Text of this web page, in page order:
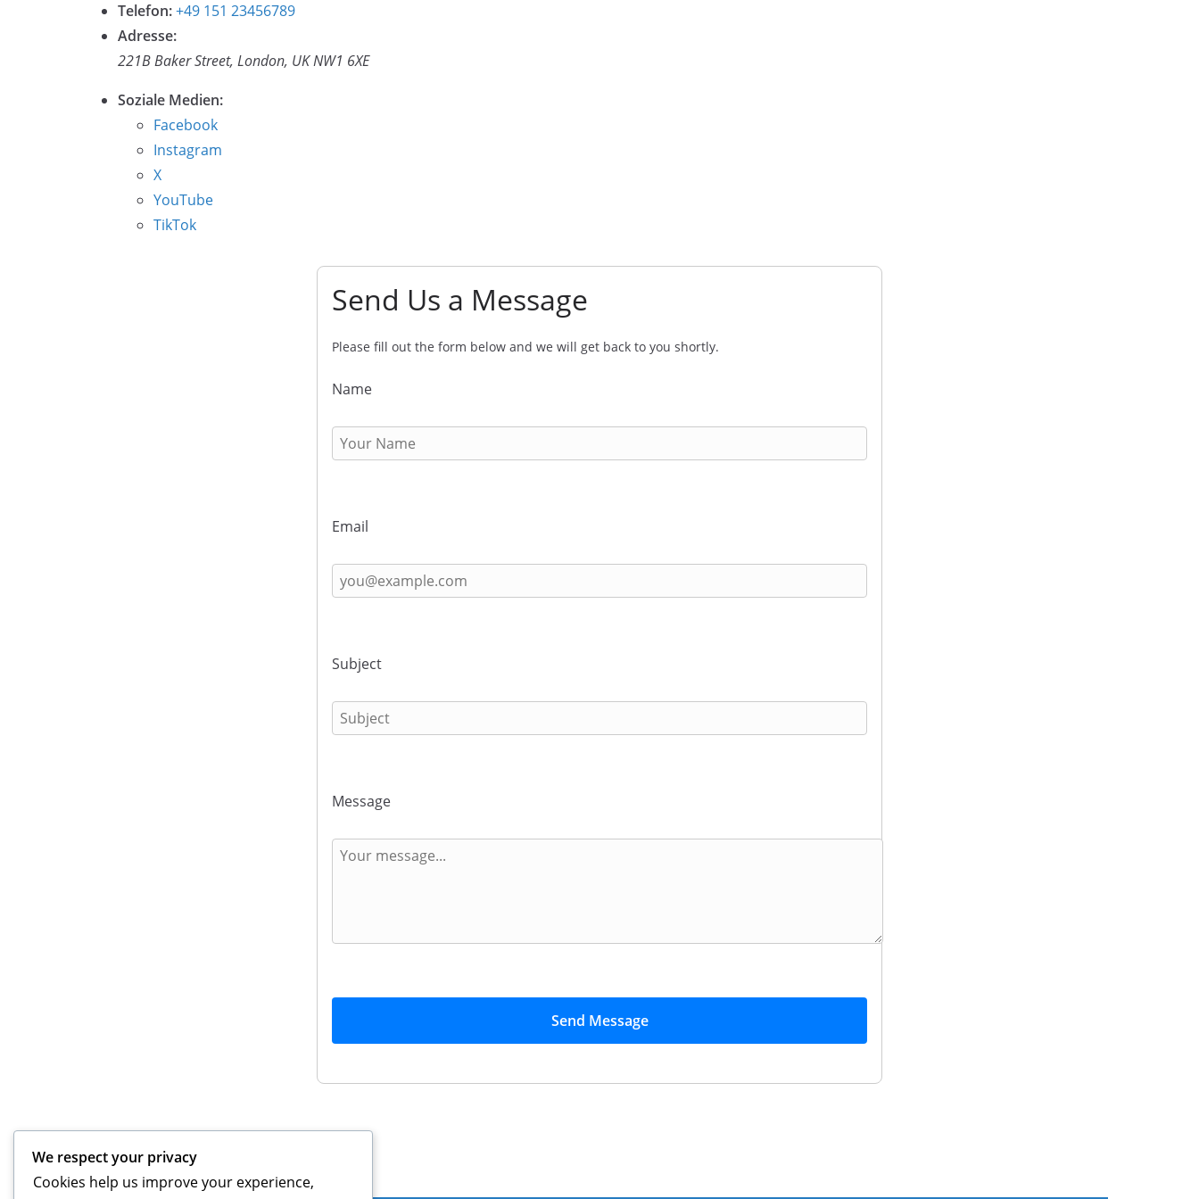
Telefon:+49 151 23456789
Adresse:
221B Baker Street, London, UK NW1 6XE
Soziale Medien:
Facebook
Instagram
X
YouTube
TikTok
Send Us a Message
Please fill out the form below and we will get back to you shortly.
Name
Email
Subject
Message
Send Message
Rechtliches
We respect your privacy
Cookies help us improve your experience,